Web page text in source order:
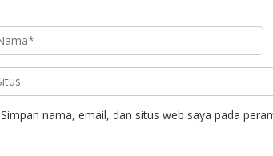
Simpan nama, email, dan situs web saya pada